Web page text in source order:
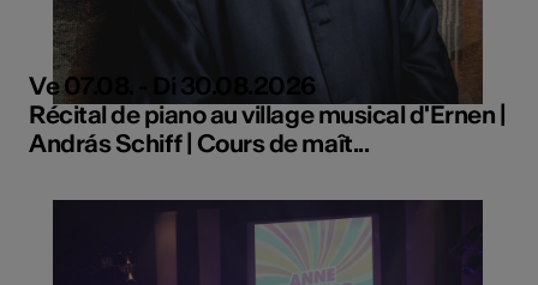
Ve 07.08. - Di 30.08.2026
Récital de piano au village musical d'Ernen |
András Schiff | Cours de maît...